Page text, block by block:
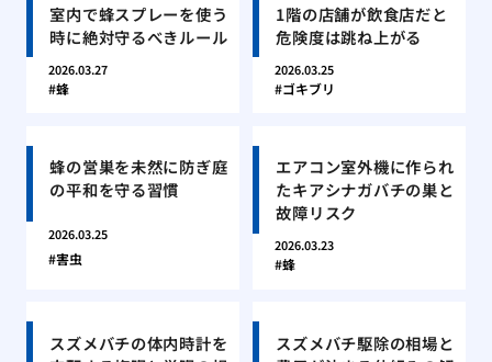
室内で蜂スプレーを使う
時に絶対守るべきルール
2026.03.27
蜂
1階の店舗が飲食店だと
危険度は跳ね上がる
2026.03.25
ゴキブリ
蜂の営巣を未然に防ぎ庭
の平和を守る習慣
2026.03.25
害虫
エアコン室外機に作られ
たキアシナガバチの巣と
故障リスク
2026.03.23
蜂
スズメバチの体内時計を
スズメバチ駆除の相場と